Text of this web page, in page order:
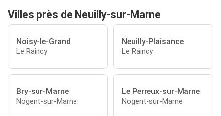
Villes près de Neuilly-sur-Marne
Noisy-le-Grand
Le Raincy
Neuilly-Plaisance
Le Raincy
Bry-sur-Marne
Nogent-sur-Marne
Le Perreux-sur-Marne
Nogent-sur-Marne